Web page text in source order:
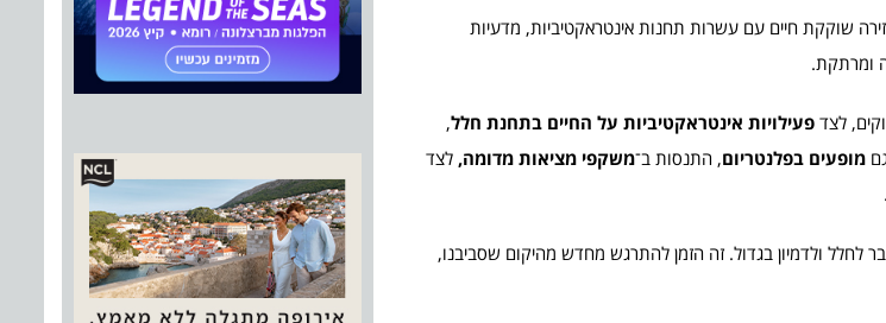
– לזירה שוקקת חיים עם עשרות תחנות אינטראקטיביות, מדעיות
ומרתקת.
לצד פעילויות אינטראקטיביות על החיים בתחנת חלל,
מופעים בפלנטריום, התנסות ב־משקפי מציאות מדומה, לצד
לחלל ולדמיון בגדול. זה הזמן להתרגש מחדש מהיקום שסביבנו,